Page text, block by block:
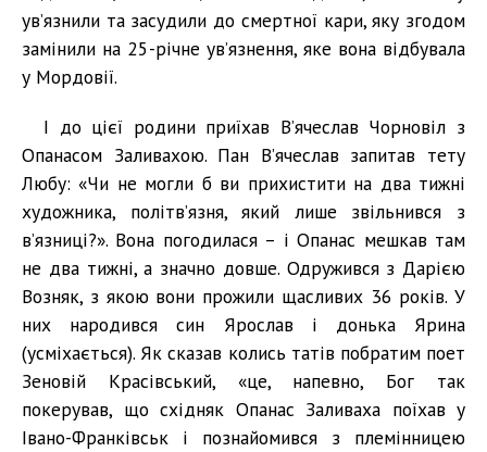
ув’язнили та засудили до смертної кари, яку згодом
замінили на 25-річне ув’язнення, яке вона відбувала
у Мордовії.
І до цієї родини приїхав В’ячеслав Чорновіл з
Опанасом Заливахою. Пан В’ячеслав запитав тету
Любу: «Чи не могли б ви прихистити на два тижні
художника, політв’язня, який лише звільнився з
в’язниці?». Вона погодилася – і Опанас мешкав там
не два тижні, а значно довше. Одружився з Дарією
Возняк, з якою вони прожили щасливих 36 років. У
них народився син Ярослав і донька Ярина
(усміхається). Як сказав колись татів побратим поет
Зеновій Красівський, «це, напевно, Бог так
покерував, що східняк Опанас Заливаха поїхав у
Івано-Франківськ і познайомився з племінницею